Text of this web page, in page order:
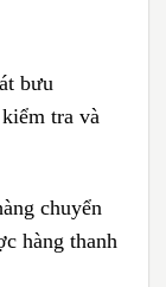
bưu
tra và
chuyển
hàng thanh